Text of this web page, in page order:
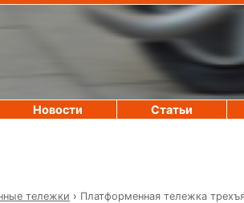
тележки › Платформенная тележка
Новости Статьи